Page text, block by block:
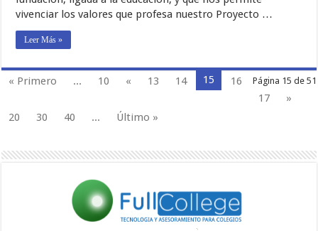
vivenciar los valores que profesa nuestro Proyecto …
Leer Más »
Página 15 de 51
« Primero ... 10 « 13 14 15
16
17
»
20
30 40 ... Último »